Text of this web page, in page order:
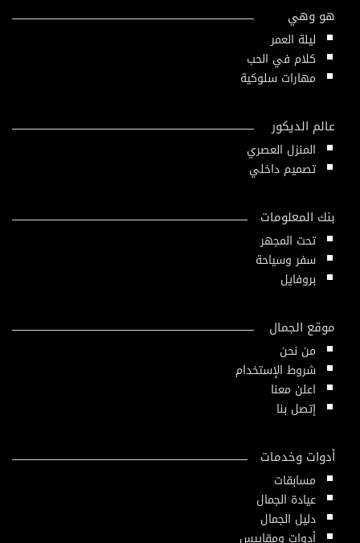
هو وهي
ليلة العمر
كلام في الحب
مهارات سلوكية
عالم الديكور
المنزل العصري
تصميم داخلي
بنك المعلومات
تحت المجهر
سفر وسياحة
بروفايل
موقع الجمال
من نحن
شروط الإستخدام
اعلن معنا
إتصل بنا
أدوات وخدمات
مسابقات
عيادة الجمال
دليل الجمال
أدوات ومقاييس